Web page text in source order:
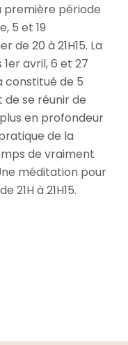
première période
5 et 19
de 20 à 21H15. La
avril, 6 et 27
constitué de 5
de se réunir de
en profondeur
de la
de vraiment
méditation pour
à 21H15.